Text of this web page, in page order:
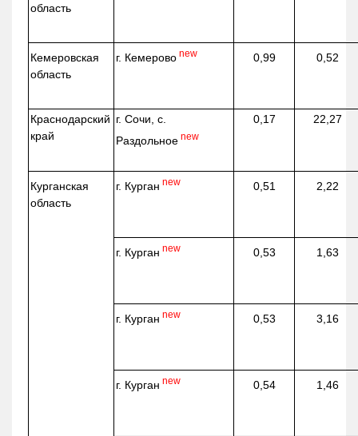
область
Кемеровская
область
г. Кемерово new 0,99 0,52
Краснодарский
край
г. Сочи, с.
Раздольное new
0,17 22,27
Курганская
область
г. Курган new 0,51 2,22
г. Курган new 0,53 1,63
г. Курган new 0,53 3,16
г. Курган new 0,54 1,46